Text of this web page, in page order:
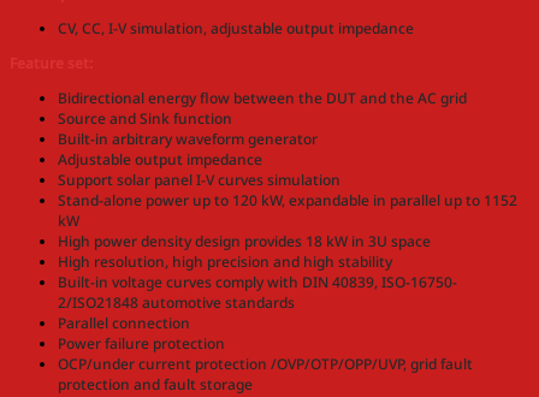
CV, CC, I-V simulation, adjustable output impedance
Bidirectional energy flow between the DUT and the AC grid
Source and Sink function
Built-in arbitrary waveform generator
Adjustable output impedance
Support solar panel I-V curves simulation
Stand-alone power up to 120 kW, expandable in parallel up to 1152
kW
High power density design provides 18 kW in 3U space
High resolution, high precision and high stability
Built-in voltage curves comply with DIN 40839, ISO-16750-
2/ISO21848 automotive standards
Parallel connection
Power failure protection
OCP/under current protection /OVP/OTP/OPP/UVP, grid fault
protection and fault storage